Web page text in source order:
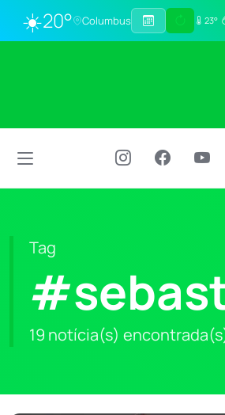
☀️20° Columbus 23°
Tag
19 notícia(s)